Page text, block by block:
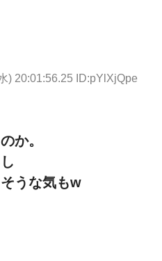
) 20:01:56.25 ID:pYlXjQpe
か。
うな気もw